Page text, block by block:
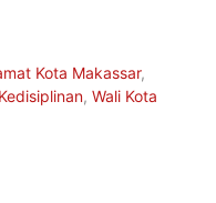
Kota Makassar,
, Wali Kota